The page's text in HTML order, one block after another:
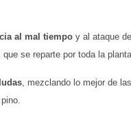
al mal tiempo y al ataque
que se reparte por toda la
, mezclando lo mejor de